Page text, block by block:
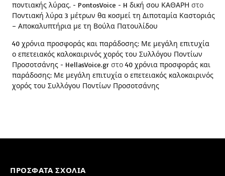
ποντιακής λύρας. - PontosVoice - H δική σου ΚΑΘΑΡΗ στο
Ποντιακή λύρα 3 μέτρων θα κοσμεί τη Διποταμία Καστοριάς
– Αποκαλυπτήρια με τη Βούλα Πατουλίδου
40 χρόνια προσφοράς και παράδοσης: Με μεγάλη επιτυχία
ο επετειακός καλοκαιρινός χορός του Συλλόγου Ποντίων
Προσοτσάνης - HellasVoice.gr στο 40 χρόνια προσφοράς και
παράδοσης: Με μεγάλη επιτυχία ο επετειακός καλοκαιρινός
χορός του Συλλόγου Ποντίων Προσοτσάνης
ΠΡΌΣΦΑΤΑ ΣΧΌΛΙΑ